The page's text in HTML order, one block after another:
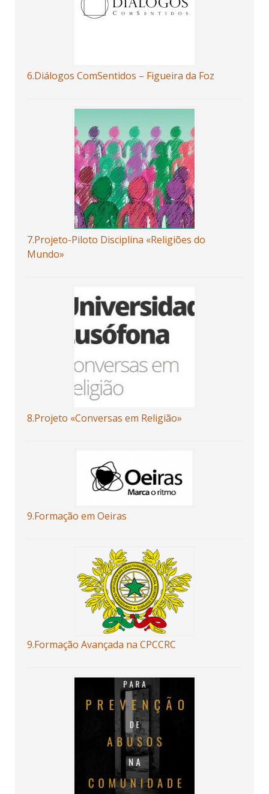
6.Diálogos ComSentidos – Figueira da Foz
7.Projeto-Piloto Disciplina «Religiões do
Mundo»
8.Projeto «Conversas em Religião»
9.Formação em Oeiras
9.Formação Avançada na CPCCRC